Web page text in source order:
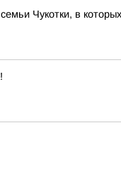
Чукотки, в